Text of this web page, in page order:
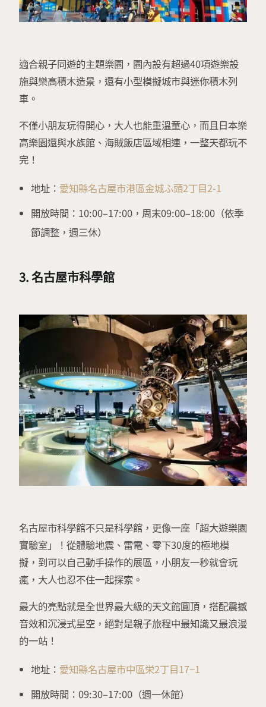
適合親子同遊的主題樂園，園內設有超過40項遊樂設
施與樂高積木造景，還有小型模擬城市與迷你積木列
車。
不僅小朋友玩得開心，大人也能重溫童心，而且日本樂
高樂園還與水族館、海賊飯店區域相連，一整天都玩不
完！
地址： 愛知縣名古屋市港區金城ふ頭2丁目2-1
開放時間：10:00–17:00，周末09:00–18:00（依季
節調整，週三休）
3. 名古屋市科學館
名古屋市科學館不只是科學館，更像一座「超大遊樂園
實驗室」！從體驗地震、雷電、零下30度的極地模
擬，到可以自己動手操作的展區，小朋友一秒就會玩
瘋，大人也忍不住一起探索。
最大的亮點就是全世界最大級的天文館圓頂，搭配震撼
音效和沉浸式星空，絕對是親子旅程中最知識又最浪漫
的一站！
地址： 愛知縣名古屋市中區栄2丁目17−1
開放時間：09:30–17:00（週一休館）